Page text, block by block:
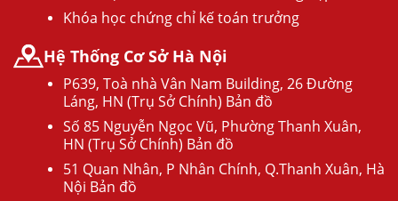
Khóa học chứng chỉ kế toán trưởng
Hệ Thống Cơ Sở Hà Nội
P639, Toà nhà Vân Nam Building, 26 Đường
Láng, HN (Trụ Sở Chính) Bản đồ
Số 85 Nguyễn Ngọc Vũ, Phường Thanh Xuân,
HN (Trụ Sở Chính) Bản đồ
51 Quan Nhân, P Nhân Chính, Q.Thanh Xuân, Hà
Nội Bản đồ